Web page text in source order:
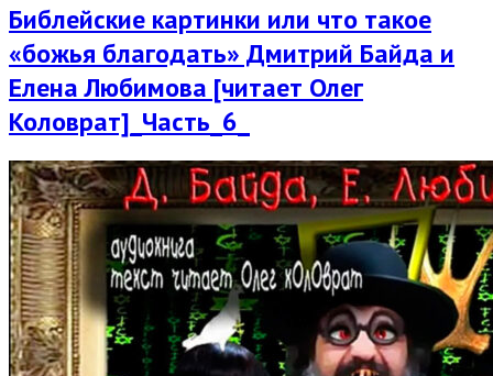
Библейские картинки или что такое
«божья благодать» Дмитрий Байда и
Елена Любимова [читает Олег
Коловрат]_Часть_6_
Read
Full
Post